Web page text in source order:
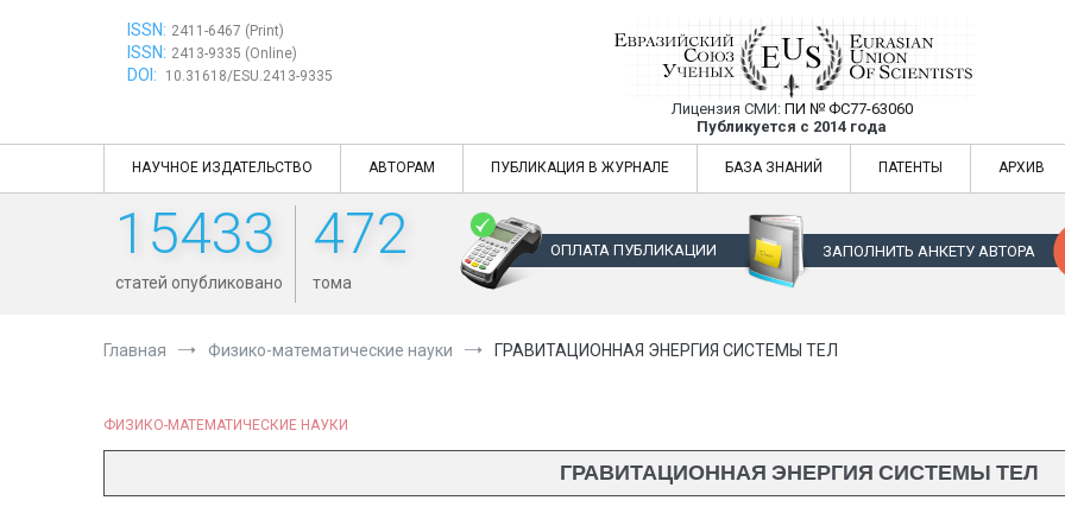
ISSN: 2411-6467 (Print)
ISSN: 2413-9335 (Online)
DOI: 10.31618/ESU.2413-9335
Евразийский Союз Ученых —
Лицензия СМИ: ПИ № ФС77-63060
Публикуется с 2014 года
Евразийский Союз Ученых — публикация научных статей в
НАУЧНОЕ ИЗДАТЕЛЬСТВО АВТОРАМ ПУБЛИКАЦИЯ В ЖУРНАЛЕ БАЗА ЗНАНИЙ ПАТЕНТЫ АРХИВ
15433
статей опубликовано
472
тома
ОПЛАТА ПУБЛИКАЦИИ ЗАПОЛНИТЬ АНКЕТУ АВТОРА
Главная Физико-математические науки ГРАВИТАЦИОННАЯ ЭНЕРГИЯ СИСТЕМЫ ТЕЛ
ФИЗИКО-МАТЕМАТИЧЕСКИЕ НАУКИ
ГРАВИТАЦИОННАЯ ЭНЕРГИЯ СИСТЕМЫ ТЕЛ